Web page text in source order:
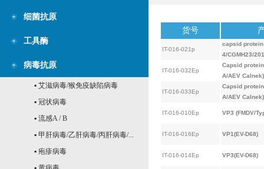
细菌抗原
工具酶
病毒抗原
▪ 艾滋病毒/猴免疫缺陷病毒
▪ 冠状病毒
▪ 流感A / B
▪ 甲肝病毒/乙肝病毒/丙肝病毒/...
▪ 疱疹病毒
货号
IT-016-021p
capsid
4/CGMH23/
IT-016-032Ep
Capsid
A/AEV Calnek)
IT-016-033Ep
Capsid
A/AEV Calnek)
IT-016-010Ep VP3 (FMDV/
IT-016-016Ep VP1(EV-D68)
IT-016-014Ep VP3(EV-D68)